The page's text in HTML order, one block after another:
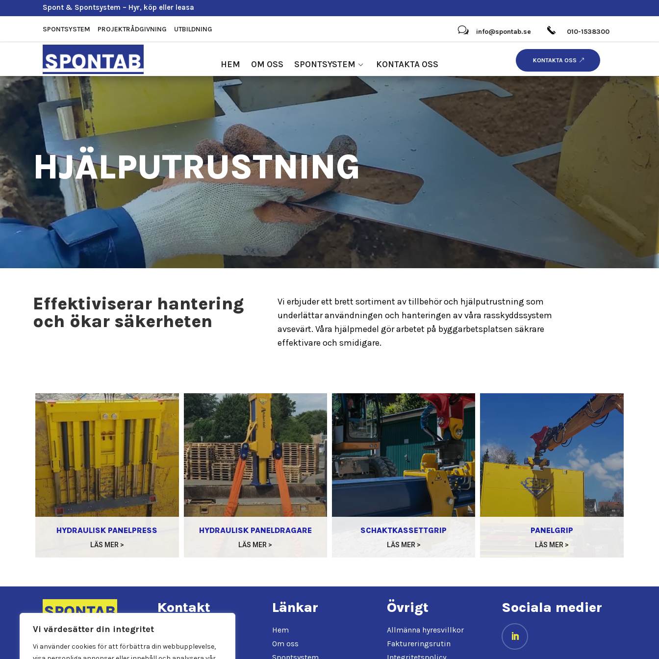
Vi värdesätter din integritet
Vi använder cookies för att förbättra din webbupplevelse,
Spont & Spontsystem – Hyr, köp eller leasa
SPONTSYSTEM PROJEKTRÅDGIVNING UTBILDNING w info@spontab.se 010-1538300
HEM OM OSS SPONTSYSTEM KONTAKTA OSS KONTAKTA OSS
HJÄLPUTRUSTNING
Effektiviserar hantering
och ökar säkerheten
Vi erbjuder ett brett sortiment av tillbehör och hjälputrustning som
underlättar användningen och hanteringen av våra rasskyddssystem
avsevärt. Våra hjälpmedel gör arbetet på byggarbetsplatsen säkrare
effektivare och smidigare.
HYDRAULISK PANELPRESS
LÄS MER >
HYDRAULISK PANELDRAGARE
LÄS MER >
SCHAKTKASSETTGRIP
LÄS MER >
PANELGRIP
LÄS MER >
Kontakt
 INFO@SPONTAB.SE
Länkar
Hem
Om oss
Spontsystem
Övrigt
Allmänna hyresvillkor
Faktureringsrutin
Integritetspolicy
Sociala medier